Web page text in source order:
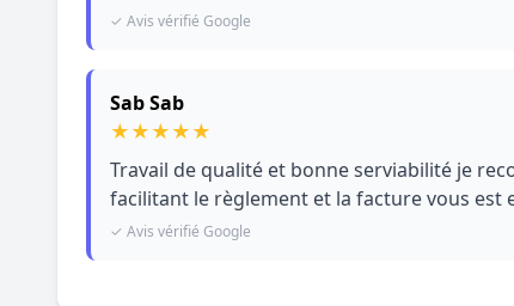
✓ Avis vérifié Google
Sab Sab
★★★★★
Travail de qualité et bonne serviabilité je
facilitant le règlement et la facture vous est
✓ Avis vérifié Google